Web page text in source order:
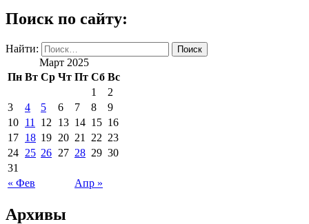
Поиск по сайту:
Найти:
Март 2025
Пн Вт Ср Чт Пт Сб Вс
« Фев Апр »
1
2
3
4 5 6 7 8
9
10 11 12 13 14 15 16
17 18 19 20 21 22 23
24 25 26 27 28 29 30
31
Архивы